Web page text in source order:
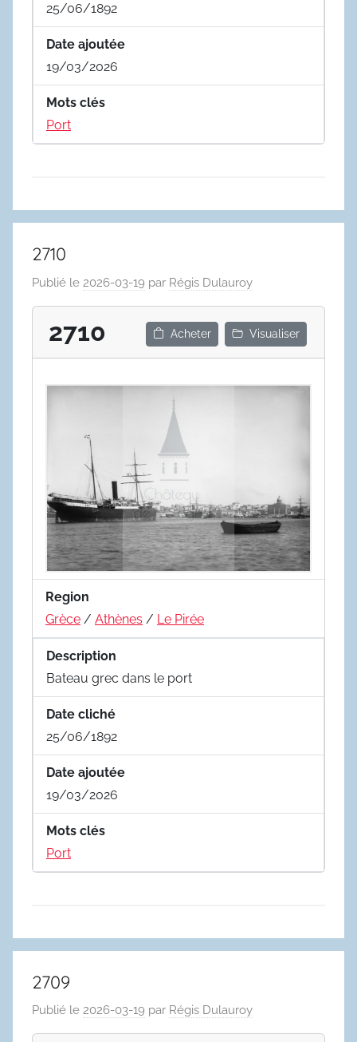
25/06/1892
Date ajoutée
19/03/2026
Mots clés
Port
2710
Publié le 2026-03-19 par Régis Dulauroy
2710 Acheter Visualiser
Region
Grèce / Athènes / Le Pirée
Description
Bateau grec dans le port
Date cliché
25/06/1892
Date ajoutée
19/03/2026
Mots clés
Port
2709
Publié le 2026-03-19 par Régis Dulauroy